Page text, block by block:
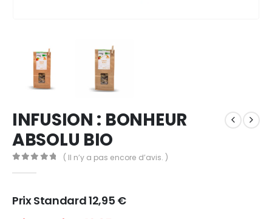
INFUSION : BONHEUR
ABSOLU BIO
( Il n’y a pas encore d’avis. )
Prix Standard12,95 €